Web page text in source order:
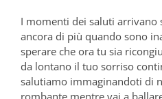
I momenti dei saluti arrivano
ancora di più quando sono
sperare che ora tu sia
da lontano il tuo sorriso
salutiamo immaginandoti di
rombante mentre vai a